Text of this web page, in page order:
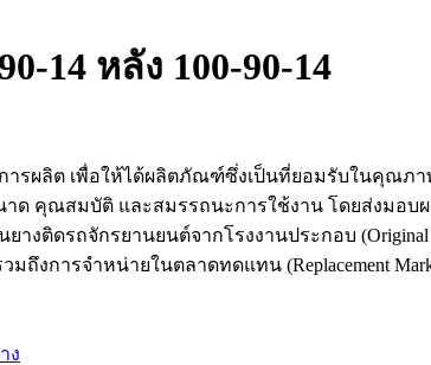
14 หลัง 100-90-14
รผลิต เพื่อให้ได้ผลิตภัณฑ์ซึ่งเป็นที่ยอมรับในคุณภ
ด คุณสมบัติ และสมรรถนะการใช้งาน โดยส่งม
ติดรถจักรยานยนต์จากโรงงานประกอบ (Original
ถึงการจำหน่ายในตลาดทดแทน (Replacement
ง